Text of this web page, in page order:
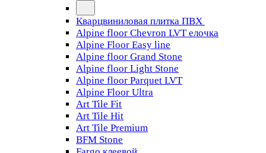
Кварцвиниловая плитка ПВХ
Alpine floor Chevron LVT елочка
Alpine Floor Easy line
Alpine floor Grand Stone
Alpine floor Light Stone
Alpine floor Parquet LVT
Alpine Floor Ultra
Art Tile Fit
Art Tile Hit
Art Tile Premium
BFM Stone